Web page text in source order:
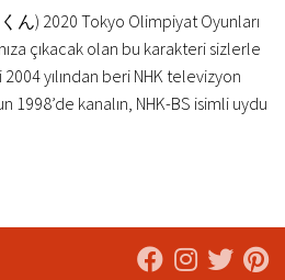
ん) 2020 Tokyo Olimpiyat Oyunları
çıkacak olan bu karakteri sizlerle
yılından beri NHK televizyon
1998’de kanalın, NHK-BS isimli uydu